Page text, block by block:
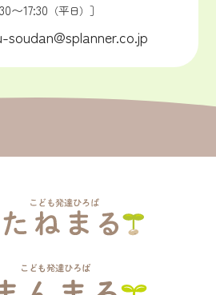
〜17:30 （平日）］
soudan@splanner.co.jp